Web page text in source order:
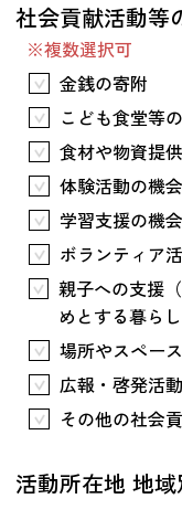
新着情
会員募集
会員紹介
マッチング掲示
お金を寄付す
立ち上げ
居場所づくり
資料・動画
助成金情報
社会貢献活動等
※複数選択可
金銭の寄附
こども食堂等
食材や物資提
体験活動の機
学習支援の機
ボランティア
親子への支援
めとする暮ら
場所やスペー
広報・啓発活動
その他の社会
活動所在地 地域